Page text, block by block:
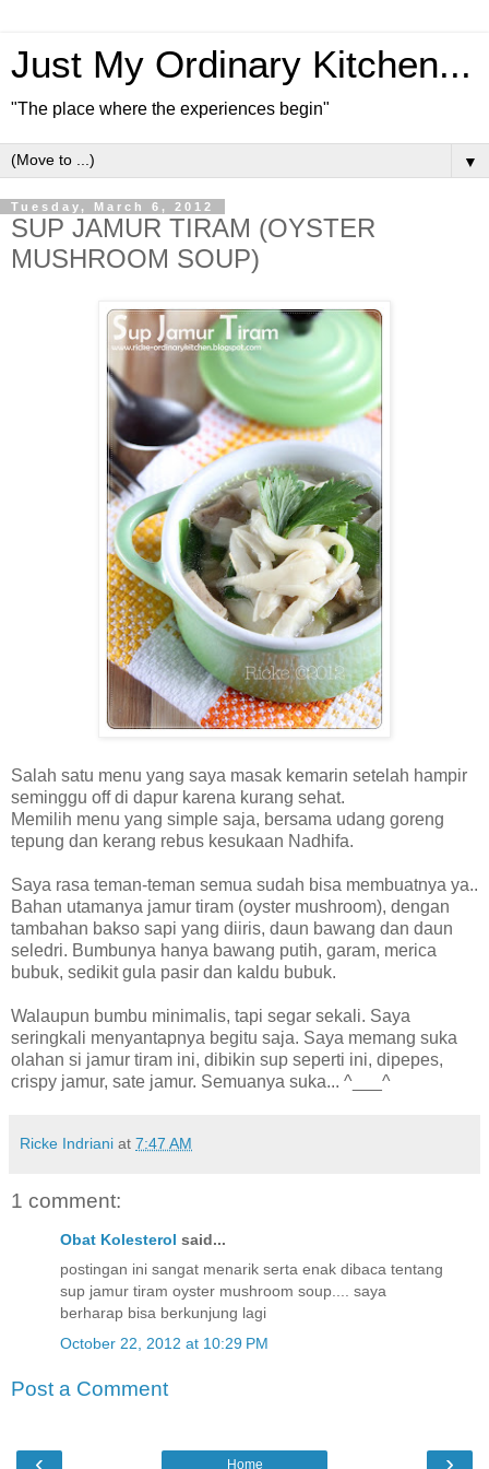
Just My Ordinary Kitchen...
"The place where the experiences begin"
▼
Tuesday, March 6, 2012
SUP JAMUR TIRAM (OYSTER
MUSHROOM SOUP)
Salah satu menu yang saya masak kemarin setelah hampir
seminggu off di dapur karena kurang sehat.
Memilih menu yang simple saja, bersama udang goreng
tepung dan kerang rebus kesukaan Nadhifa.
Saya rasa teman-teman semua sudah bisa membuatnya ya..
Bahan utamanya jamur tiram (oyster mushroom), dengan
tambahan bakso sapi yang diiris, daun bawang dan daun
seledri. Bumbunya hanya bawang putih, garam, merica
bubuk, sedikit gula pasir dan kaldu bubuk.
Walaupun bumbu minimalis, tapi segar sekali. Saya
seringkali menyantapnya begitu saja. Saya memang suka
olahan si jamur tiram ini, dibikin sup seperti ini, dipepes,
crispy jamur, sate jamur. Semuanya suka... ^___^
Ricke Indriani at 7:47 AM
1 comment:
Obat Kolesterol said...
postingan ini sangat menarik serta enak dibaca tentang
sup jamur tiram oyster mushroom soup.... saya
berharap bisa berkunjung lagi
October 22, 2012 at 10:29 PM
Post a Comment
‹ ›
Home